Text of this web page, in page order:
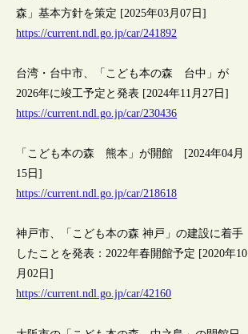
森」基本方針を策定 [2025年03月07日]
https://current.ndl.go.jp/car/241892
台湾・台中市、「こども本の森 台中」が
2026年に竣工予定と発表 [2024年11月27日]
https://current.ndl.go.jp/car/230436
「こども本の森 熊本」が開館 [2024年04月
15日]
https://current.ndl.go.jp/car/218618
神戸市、「こども本の森 神戸」の建設に着手
したことを発表：2022年春開館予定 [2020年10
月02日]
https://current.ndl.go.jp/car/42160